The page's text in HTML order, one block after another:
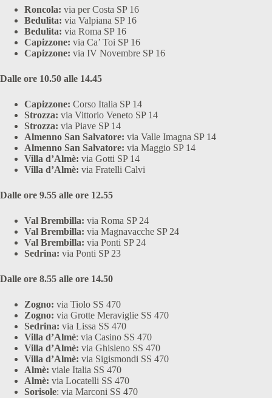
Roncola: via per Costa SP 16
Bedulita: via Valpiana SP 16
Bedulita: via Roma SP 16
Capizzone: via Ca’ Toi SP 16
Capizzone: via IV Novembre SP 16
Dalle ore 10.50 alle 14.45
Capizzone: Corso Italia SP 14
Strozza: via Vittorio Veneto SP 14
Strozza: via Piave SP 14
Almenno San Salvatore: via Valle Imagna SP 14
Almenno San Salvatore: via Maggio SP 14
Villa d’Almè: via Gotti SP 14
Villa d’Almè: via Fratelli Calvi
Dalle ore 9.55 alle ore 12.55
Val Brembilla: via Roma SP 24
Val Brembilla: via Magnavacche SP 24
Val Brembilla: via Ponti SP 24
Sedrina: via Ponti SP 23
Dalle ore 8.55 alle ore 14.50
Zogno: via Tiolo SS 470
Zogno: via Grotte Meraviglie SS 470
Sedrina: via Lissa SS 470
Villa d’Almè: via Casino SS 470
Villa d’Almè: via Ghisleno SS 470
Villa d’Almè: via Sigismondi SS 470
Almè: viale Italia SS 470
Almè: via Locatelli SS 470
Sorisole: via Marconi SS 470